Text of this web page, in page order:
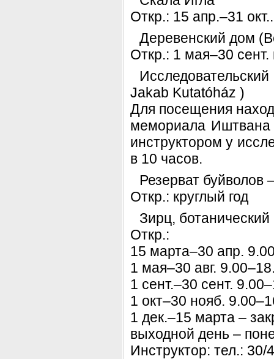
Откр.: 15 апр.–31 окт..
Деревенский дом
Откр.: 1 мая–30 сент.
Jakab Kutatóház )
Для посещения
мемориала Иштвана
инструктором у
в 10 часов.
Резерват
Откр.: круглый год
Зирц,
Откр.:
15 марта–30 апр.
1 мая–30 авг.
1 сент.–30 сент.
1 окт–30 нояб.
1 дек.–15 марта –
выходной день –
Инструктор: тел.: